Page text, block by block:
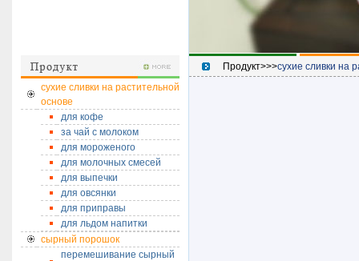
сухие сливки на растительной
основе
для кофе
за чай с молоком
для мороженого
для молочных смесей
для выпечки
для овсянки
для приправы
для льдом напитки
сырный порошок
перемешивание сырный
Продукт>>>сухие сливки на